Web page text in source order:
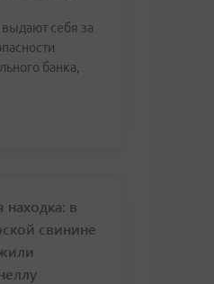
себя за
банка,
находка: в
свинине